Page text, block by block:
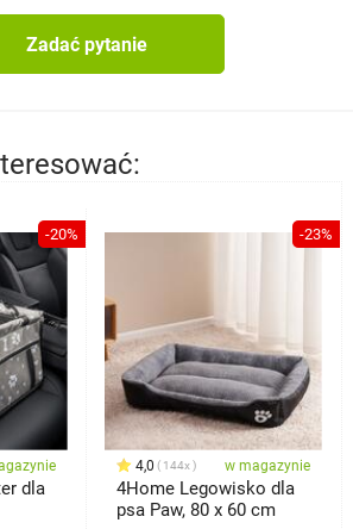
Zadać pytanie
-20%
dla
-23%
4,0 144x w magazynie
4Home Legowisko dla
psa Paw, 80 x 60 cm